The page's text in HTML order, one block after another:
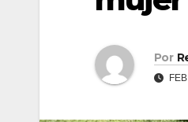
Por